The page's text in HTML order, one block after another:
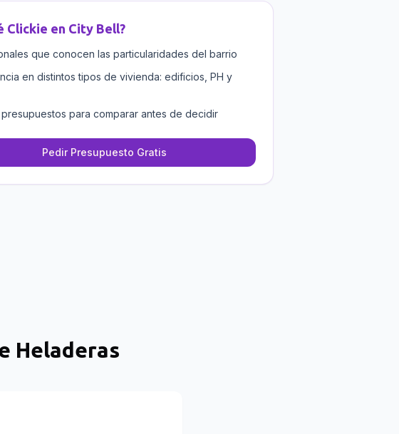
Clickie en City Bell?
que conocen las particularidades del barrio
en distintos tipos de vivienda: edificios, PH y
presupuestos para comparar antes de decidir
Pedir Presupuesto Gratis
Heladeras